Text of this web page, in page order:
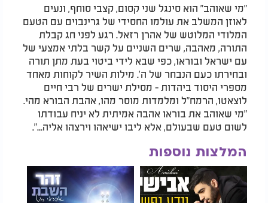
"מי שאוהב" הוא סינגל שני קסום, קצבי סוחף, ונעים
לאוזן המשלב את עולמו החסידי של גרינבוים עם הטעם
המלודי המלוטש של אהרן רזאל. רגע לפני חג קבלת
התורה, מאהבה, שרים השניים על קשר בלתי אמצעי של
עם ישראל ובוראו, כפי שבא לידי ביטוי בעת מתן תורה
ובחירתו כעם הנבחר של ה'. מילות השיר לקוחות מאחד
מספרי היסוד ביהדות - מסילת ישרים של רבי חיים
לוצאטו, הרמח"ל ומלמדות מוסר מהו, אהבת הבורא מהי.
"מי שאוהב את בוראו אהבה אמיתית לא יניח עבודתו
לשום טעם שבעולם, אלא ליבו ישיאהו וירצהו אליה...".
המלצות נוספות